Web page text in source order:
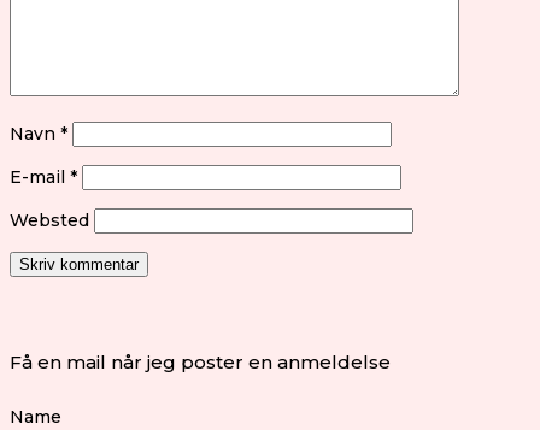
Navn *
E-mail *
Websted
Få en mail når jeg poster en anmeldelse
Name